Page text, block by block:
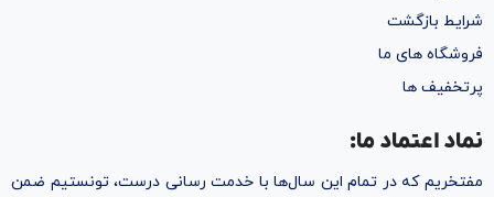
شرایط بازگشت
فروشگاه های ما
پرتخفیف ها
نماد اعتماد ما:
مفتخریم که در تمام این سال‌ها با خدمت رسانی درست، تونستیم ضمن